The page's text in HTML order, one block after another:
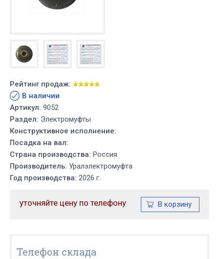
Рейтинг продаж:
В наличии
Артикул: 9052
Раздел: Электромуфты
Конструктивное исполнение:
Посадка на вал:
Страна производства: Россия
Производитель: Уралэлектромуфта
Год производства: 2026 г.
уточняйте цену по телефону
Телефон склада